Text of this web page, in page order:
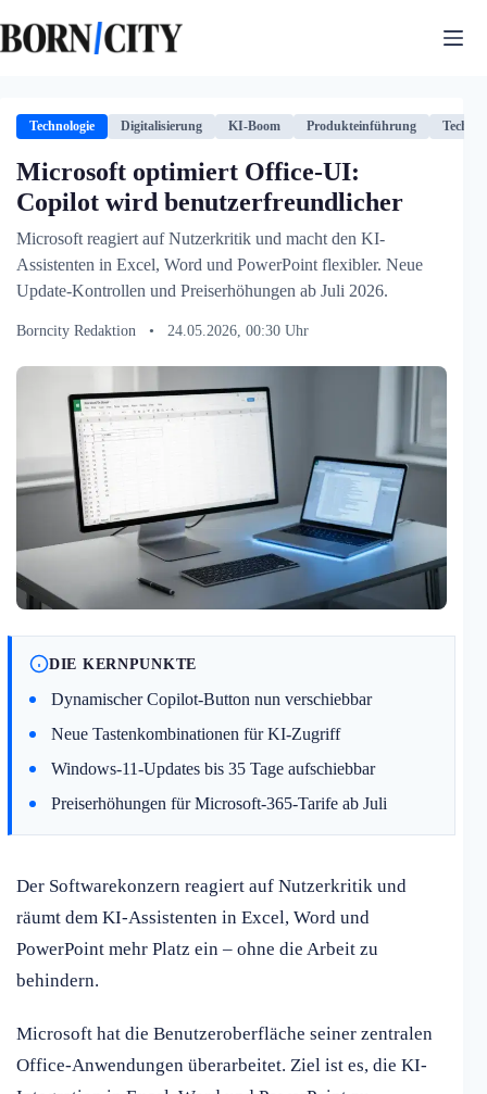
Inhalt
springen
Technologie Digitalisierung KI-Boom Produkteinführung
Microsoft optimiert Office-UI:
Copilot wird benutzerfreundlicher
Microsoft reagiert auf Nutzerkritik und macht den KI-
Assistenten in Excel, Word und PowerPoint flexibler. Neue
Update-Kontrollen und Preiserhöhungen ab Juli 2026.
Borncity Redaktion • 24.05.2026, 00:30 Uhr
DIE KERNPUNKTE
Dynamischer Copilot-Button nun verschiebbar
Neue Tastenkombinationen für KI-Zugriff
Windows-11-Updates bis 35 Tage aufschiebbar
Preiserhöhungen für Microsoft-365-Tarife ab Juli
Der Softwarekonzern reagiert auf Nutzerkritik und
räumt dem KI-Assistenten in Excel, Word und
PowerPoint mehr Platz ein – ohne die Arbeit zu
behindern.
Microsoft hat die Benutzeroberfläche seiner zentralen
Office-Anwendungen überarbeitet. Ziel ist es, die KI-